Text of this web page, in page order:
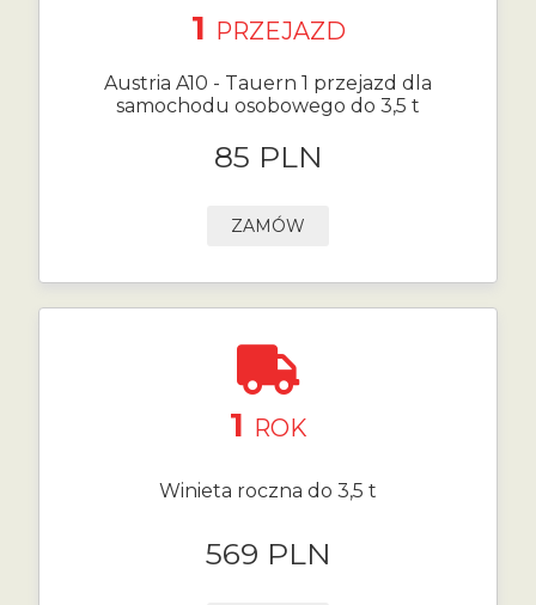
1 PRZEJAZD
Austria A10 - Tauern 1 przejazd dla
samochodu osobowego do 3,5 t
85 PLN
ZAMÓW
1 ROK
Winieta roczna do 3,5 t
569 PLN